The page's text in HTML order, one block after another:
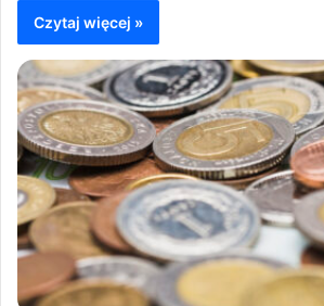
Czytaj więcej »